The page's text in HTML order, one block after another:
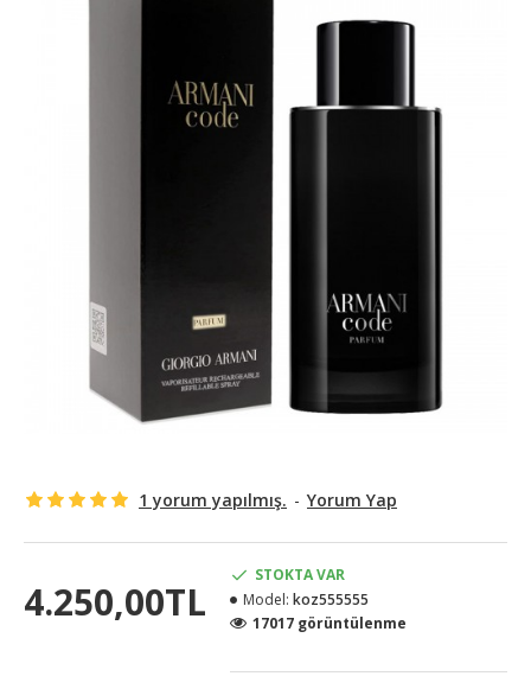
1 yorum yapılmış. - Yorum Yap
4.250,00TL
STOKTA VAR
Model: koz555555
17017 görüntülenme